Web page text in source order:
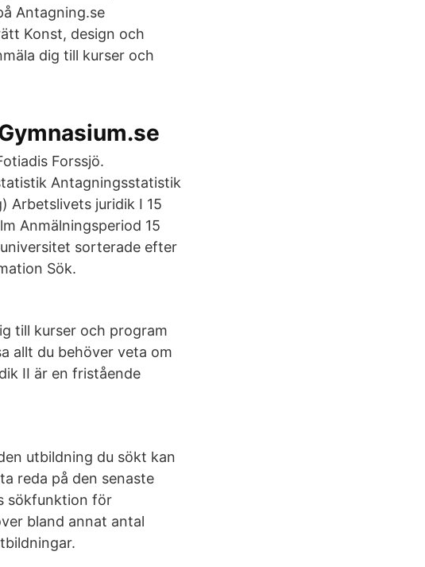
Antagning.se
Konst, design och
dig till kurser och
Forssjö.
Antagningsstatistik
Arbetslivets juridik I 15
Anmälningsperiod 15
sorterade efter
Sök.
till kurser och program
allt du behöver veta om
II är en fristående
utbildning du sökt kan
reda på den senaste
sökfunktion för
bland annat antal